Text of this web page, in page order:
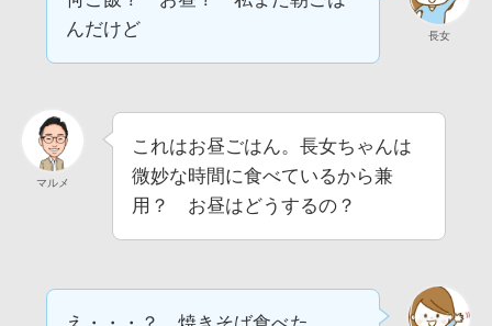
長女
んだけど
マルメ
これはお昼ごはん。長女ちゃんは
微妙な時間に食べているから兼
用？ お昼はどうするの？